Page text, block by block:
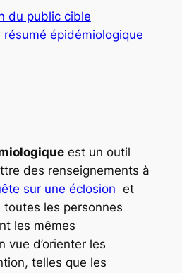
du public cible
résumé épidémiologique
est un outil
des renseignements à
sur une éclosion et
toutes les personnes
les mêmes
vue d’orienter les
telles que les